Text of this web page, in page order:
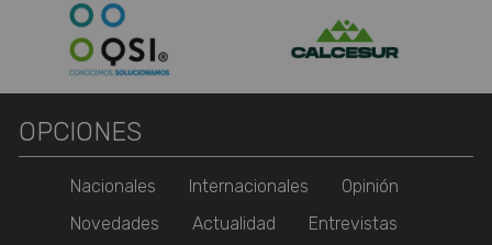
OPCIONES
Nacionales Internacionales
Opinión
Novedades
Actualidad
Entrevistas